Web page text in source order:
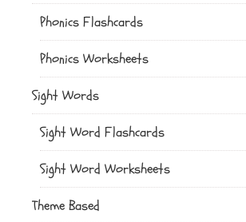
Phonics Flashcards
Phonics Worksheets
Sight Words
Sight Word Flashcards
Sight Word Worksheets
Theme Based